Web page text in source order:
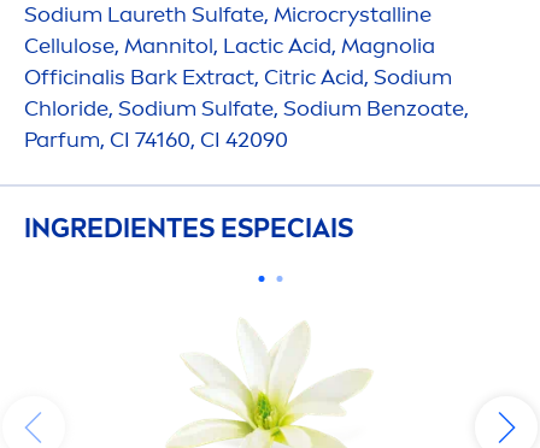
Sodium Laureth Sulfate, Microcrystalline
Cellulose, Mannitol, Lactic Acid, Magnolia
Officinalis Bark Extract, Citric Acid, Sodium
Chloride, Sodium Sulfate, Sodium Benzoate,
Parfum, CI 74160, CI 42090
INGREDIENTES ESPECIAIS